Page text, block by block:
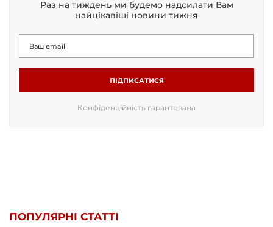
Раз на тиждень ми будемо надсилати Вам
найцікавіші новини тижня
ПІДПИСАТИСЯ
Конфіденційність гарантована
ПОПУЛЯРНІ СТАТТІ